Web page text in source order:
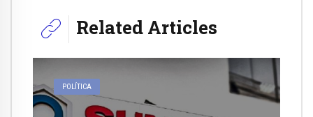
Related Articles
POLÍTICA